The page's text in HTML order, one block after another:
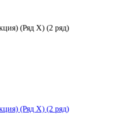
(Ряд Х) (2 ряд)